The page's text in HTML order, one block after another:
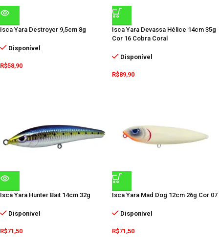
Isca Yara Destroyer 9,5cm 8g
Disponível
R$58,90
Isca Yara Devassa Hélice 14cm 35g
Cor 16 Cobra Coral
Disponível
R$89,90
Isca Yara Hunter Bait 14cm 32g
Disponível
R$71,50
Isca Yara Mad Dog 12cm 26g Cor 07
Disponível
R$71,50